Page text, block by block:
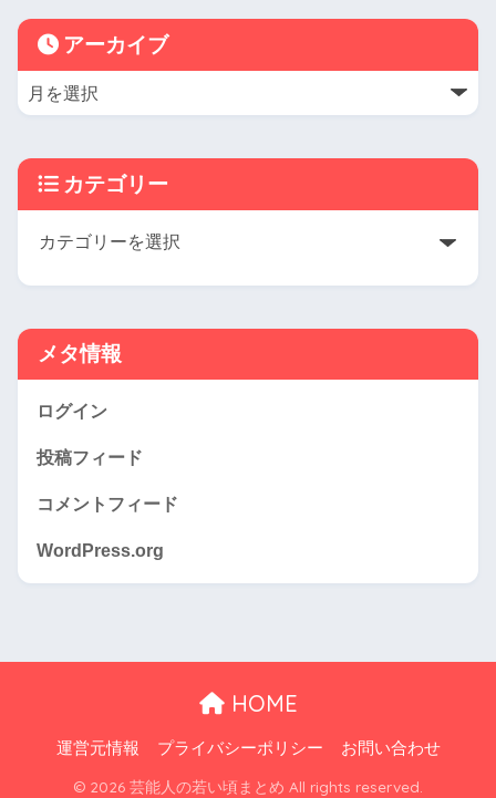
アーカイブ
カテゴリー
メタ情報
ログイン
投稿フィード
コメントフィード
WordPress.org
HOME
運営元情報 プライバシーポリシー お問い合わせ
© 2026 芸能人の若い頃まとめ All rights reserved.